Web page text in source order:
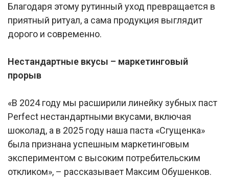
Благодаря этому рутинный уход превращается в
приятный ритуал, а сама продукция выглядит
дорого и современно.
Нестандартные вкусы – маркетинговый
прорыв
«В 2024 году мы расширили линейку зубных паст
Perfect нестандартными вкусами, включая
шоколад, а в 2025 году наша паста «Сгущенка»
была признана успешным маркетинговым
экспериментом с высоким потребительским
откликом», – рассказывает Максим Обушенков.